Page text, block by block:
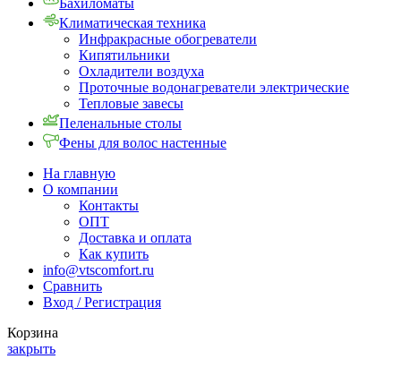
Бахиломаты
Климатическая техника
Инфракрасные обогреватели
Кипятильники
Охладители воздуха
Проточные водонагреватели электрические
Тепловые завесы
Пеленальные столы
Фены для волос настенные
На главную
О компании
Контакты
ОПТ
Доставка и оплата
Как купить
info@vtscomfort.ru
Сравнить
Вход / Регистрация
Корзина
закрыть